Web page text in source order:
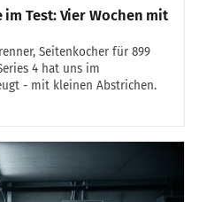
im Test: Vier Wochen mit
Seitenkocher für 899
4 hat uns im
- mit kleinen Abstrichen.